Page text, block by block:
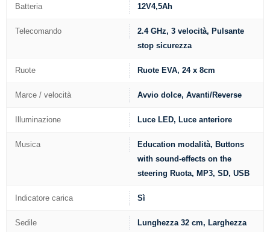
Batteria 12V4,5Ah
Telecomando
2.4 GHz, 3 velocità, Pulsante
stop sicurezza
Ruote Ruote EVA, 24 x 8cm
Marce / velocità Avvio dolce, Avanti/Reverse
Illuminazione Luce LED, Luce anteriore
Musica
Education modalità, Buttons
with sound-effects on the
steering Ruota, MP3, SD, USB
Indicatore carica Sì
Sedile
Lunghezza 32 cm, Larghezza